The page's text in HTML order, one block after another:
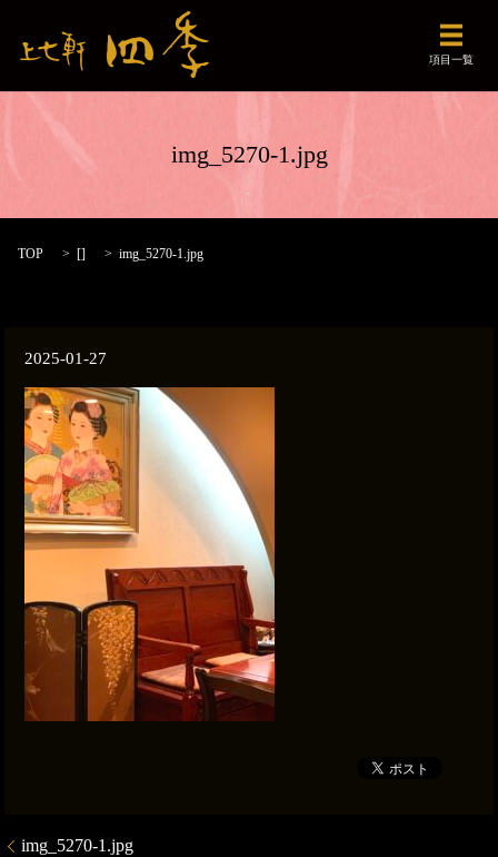
メニュ
項目一覧
img_5270-1.jpg
TOP [] img_5270-1.jpg
2025-01-27
img_5270-1.jpg